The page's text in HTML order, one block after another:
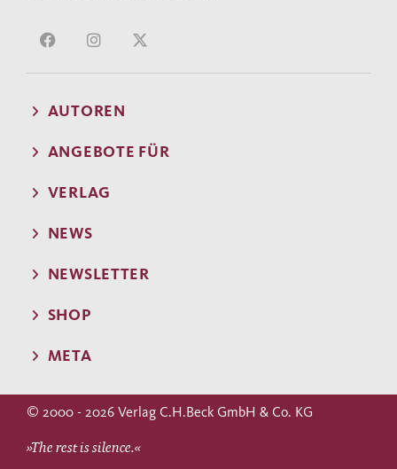
AUTOREN
ANGEBOTE FÜR
VERLAG
NEWS
NEWSLETTER
SHOP
META
© 2000 - 2026 Verlag C.H.Beck GmbH & Co. KG
»The rest is silence.«